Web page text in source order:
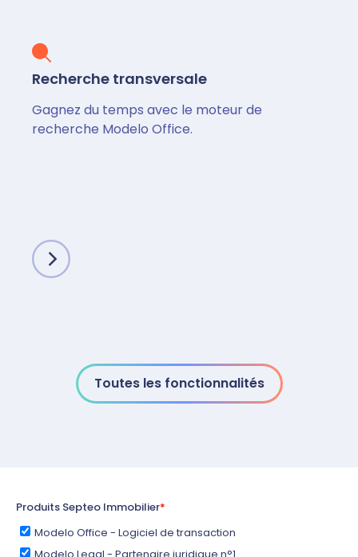
Recherche transversale
Gagnez du temps avec le moteur de
recherche Modelo Office.
Toutes les fonctionnalités